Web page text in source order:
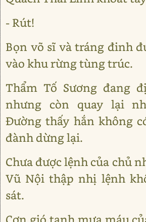
- Rút!
Bọn võ sĩ và tráng đinh
vào khu rừng tùng trúc.
Thẩm Tố Sương đang
nhưng còn quay lại
Đường thấy hắn không
đành dừng lại.
Chưa được lệnh của chủ
Vũ Nội thập nhị lệnh
sát.